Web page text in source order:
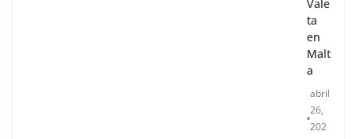
Vale
ta
en
Malt
a
abril
26,
202